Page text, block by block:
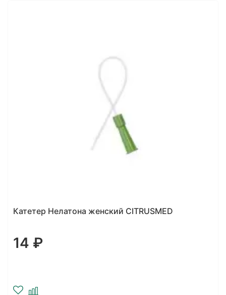
Катетер Нелатона мужской CITRUSMED
15 ₽